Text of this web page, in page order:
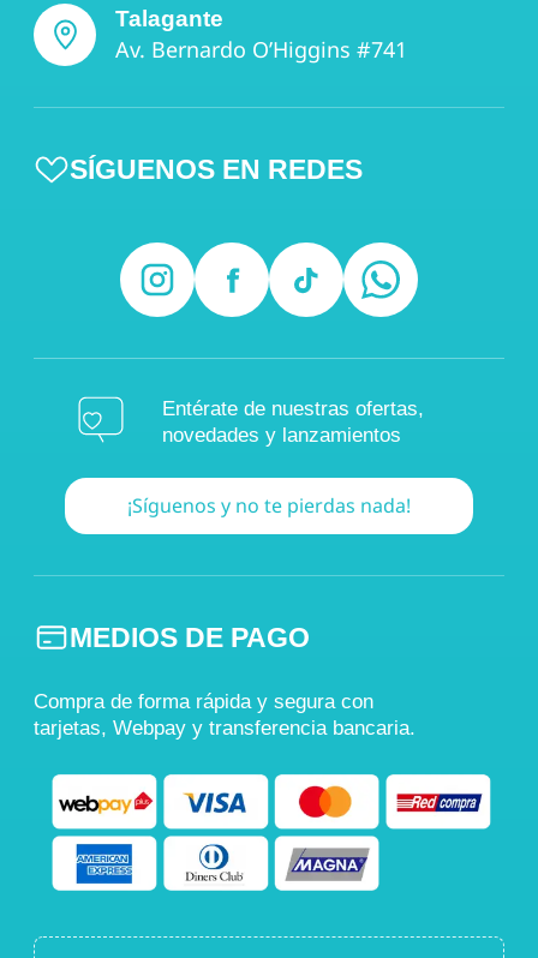
Talagante
Av. Bernardo O’Higgins #741
SÍGUENOS EN REDES
Entérate de nuestras ofertas,
novedades y lanzamientos
¡Síguenos y no te pierdas nada!
MEDIOS DE PAGO
Compra de forma rápida y segura con
tarjetas, Webpay y transferencia bancaria.